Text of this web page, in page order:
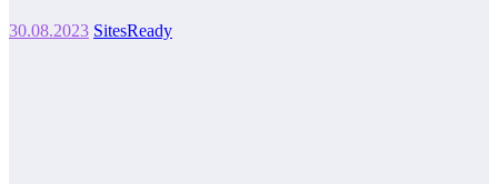
30.08.2023 SitesReady